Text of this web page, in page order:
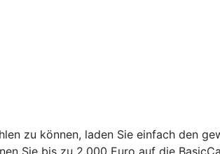
zu können, laden Sie einfach den
Sie bis zu 2.000 Euro auf die